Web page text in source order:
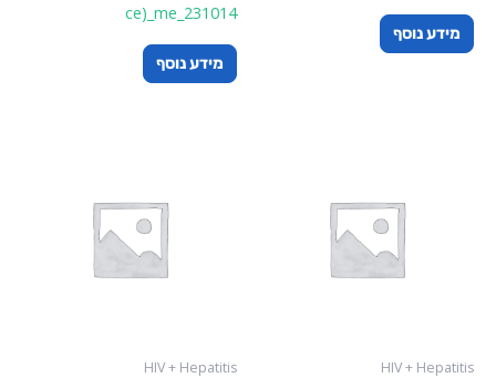
מידע נוסף
ce)_me_231014
מידע נוסף
HIV + Hepatitis
HIV + Hepatitis